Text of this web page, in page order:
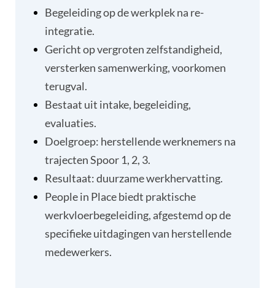
Begeleiding op de werkplek na re-
integratie.
Gericht op vergroten zelfstandigheid,
versterken samenwerking, voorkomen
terugval.
Bestaat uit intake, begeleiding,
evaluaties.
Doelgroep: herstellende werknemers na
trajecten Spoor 1, 2, 3.
Resultaat: duurzame werkhervatting.
​People in Place biedt praktische
werkvloerbegeleiding, afgestemd op de
specifieke uitdagingen van herstellende
medewerkers.